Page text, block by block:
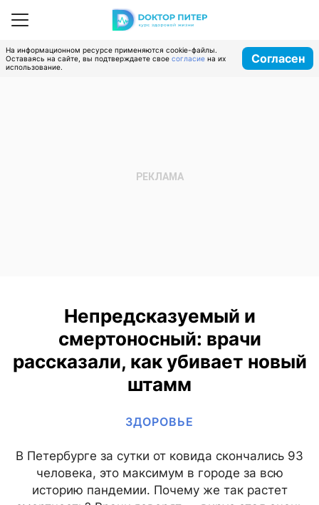
На информационном ресурсе применяются cookie-файлы.
Оставаясь на сайте, вы подтверждаете свое согласие на их
использование.
Согласен
Непредсказуемый и
смертоносный: врачи
рассказали, как убивает новый
штамм
ЗДОРОВЬЕ
В Петербурге за сутки от ковида скончались 93
человека, это максимум в городе за всю
историю пандемии. Почему же так растет